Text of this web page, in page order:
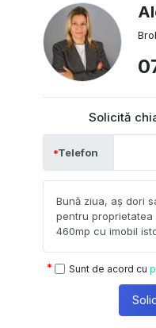
Solicită
Telefon
Sunt de acord cu